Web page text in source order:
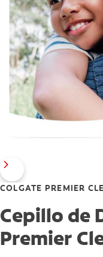
COLGATE PREMIER
Cepillo de
Premier